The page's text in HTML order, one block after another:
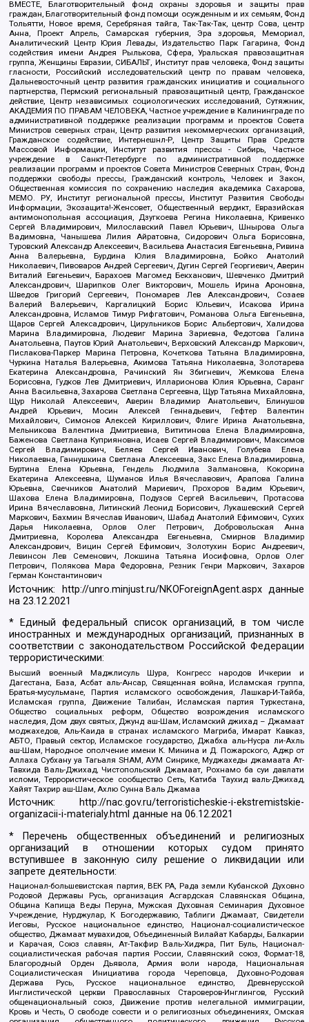
ВМЕСТЕ, Благотворительный фонд охраны здоровья и защиты прав
граждан, Благотворительный фонд помощи осужденным и их семьям, Фонд
Тольятти, Новое время, Серебряная тайга, Так-Так-Так, центр Сова, центр
Анна, Проект Апрель, Самарская губерния, Эра здоровья, Мемориал,
Аналитический Центр Юрия Левады, Издательство Парк Гагарина, Фонд
содействия имени Андрея Рылькова, Сфера, Уральская правозащитная
группа, Женщины Евразии, СИБАЛЬТ, Институт прав человека, Фонд защиты
гласности, Российский исследовательский центр по правам человека,
Дальневосточный центр развития гражданских инициатив и социального
партнерства, Пермский региональный правозащитный центр, Гражданское
действие, Центр независимых социологических исследований, Сутяжник,
АКАДЕМИЯ ПО ПРАВАМ ЧЕЛОВЕКА, Частное учреждение в Калининграде по
административной поддержке реализации программ и проектов Совета
Министров северных стран, Центр развития некоммерческих организаций,
Гражданское содействие, Интернешнл-Р, Центр Защиты Прав Средств
Массовой Информации, Институт развития прессы - Сибирь, Частное
учреждение в Санкт-Петербурге по административной поддержке
реализации программ и проектов Совета Министров Северных Стран, Фонд
поддержки свободы прессы, Гражданский контроль, Человек и Закон,
Общественная комиссия по сохранению наследия академика Сахарова,
МЕМО. РУ, Институт региональной прессы, Институт Развития Свободы
Информации, Экозащита!-Женсовет, Общественный вердикт, Евразийская
антимонопольная ассоциация, Дзугкоева Регина Николаевна, Кривенко
Сергей Владимирович, Милославский Павел Юрьевич, Шнырова Ольга
Вадимовна, Чанышева Лилия Айратовна, Сидорович Ольга Борисовна,
Туровский Александр Алексеевич, Васильева Анастасия Евгеньевна, Ривина
Анна Валерьевна, Бурдина Юлия Владимировна, Бойко Анатолий
Николаевич, Пивоваров Андрей Сергеевич, Дугин Сергей Георгиевич, Аверин
Виталий Евгеньевич, Барахоев Магомед Бекханович, Шевченко Дмитрий
Александрович, Шарипков Олег Викторович, Мошель Ирина Ароновна,
Шведов Григорий Сергеевич, Пономарев Лев Александрович, Созаев
Валерий Валерьевич, Каргалицкий Борис Юльевич, Исакова Ирина
Александровна, Исламов Тимур Рифгатович, Романова Ольга Евгеньевна,
Щаров Сергей Алексадрович, Цирульников Борис Альбертович, Халидова
Марина Владимировна, Людевиг Марина Зариевна, Федотова Галина
Анатольевна, Паутов Юрий Анатольевич, Верховский Александр Маркович,
Пислакова-Паркер Марина Петровна, Кочеткова Татьяна Владимировна,
Чуркина Наталья Валерьевна, Акимова Татьяна Николаевна, Золотарева
Екатерина Александровна, Рачинский Ян Збигневич, Жемкова Елена
Борисовна, Гудков Лев Дмитриевич, Илларионова Юлия Юрьевна, Саранг
Анна Васильевна, Захарова Светлана Сергеевна, Щур Татьяна Михайловна,
Щур Николай Алексеевич, Аверин Владимир Анатольевич, Блинушов
Андрей Юрьевич, Мосин Алексей Геннадьевич, Гефтер Валентин
Михайлович, Симонов Алексей Кириллович, Флиге Ирина Анатольевна,
Мельникова Валентина Дмитриевна, Вититинова Елена Владимировна,
Баженова Светлана Куприяновна, Исаев Сергей Владимирович, Максимов
Сергей Владимирович, Беляев Сергей Иванович, Голубева Елена
Николаевна, Ганнушкина Светлана Алексеевна, Закс Елена Владимировна,
Буртина Елена Юрьевна, Гендель Людмила Залмановна, Кокорина
Екатерина Алексеевна, Шуманов Илья Вячеславович, Арапова Галина
Юрьевна, Свечников Анатолий Мариевич, Прохоров Вадим Юрьевич,
Шахова Елена Владимировна, Подузов Сергей Васильевич, Протасова
Ирина Вячеславовна, Литинский Леонид Борисович, Лукашевский Сергей
Маркович, Бахмин Вячеслав Иванович, Шабад Анатолий Ефимович, Сухих
Дарья Николаевна, Орлов Олег Петрович, Добровольская Анна
Дмитриевна, Королева Александра Евгеньевна, Смирнов Владимир
Александрович, Вицин Сергей Ефимович, Золотухин Борис Андреевич,
Левинсон Лев Семенович, Локшина Татьяна Иосифовна, Орлов Олег
Петрович, Полякова Мара Федоровна, Резник Генри Маркович, Захаров
Герман Константинович
Источник: http://unro.minjust.ru/NKOForeignAgent.aspxданные
на23.12.2021
* Единый федеральный список организаций, в том числе
иностранных и международных организаций, признанных в
соответствии с законодательством Российской Федерации
террористическими:
Высший военный Маджлисуль Шура, Конгресс народов Ичкерии и
Дагестана, База, Асбат аль-Ансар, Священная война, Исламская группа,
Братья-мусульмане, Партия исламского освобождения, Лашкар-И-Тайба,
Исламская группа, Движение Талибан, Исламская партия Туркестана,
Общество социальных реформ, Общество возрождения исламского
наследия, Дом двух святых, Джунд аш-Шам, Исламский джихад – Джамаат
моджахедов, Аль-Каида в странах исламского Магриба, Имарат Кавказ,
АБТО, Правый сектор, Исламское государство, Джабха аль-Нусра ли-Ахль
аш-Шам, Народное ополчение имени К. Минина и Д. Пожарского, Аджр от
Аллаха Субхану уа Тагьаля SHAM, АУМ Синрике, Муджахеды джамаата Ат-
Тавхида Валь-Джихад, Чистопольский Джамаат, Рохнамо ба суи давлати
исломи, Террористическое сообщество Сеть, Катиба Таухид валь-Джихад,
Хайят Тахрир аш-Шам, Ахлю Сунна Валь Джамаа
Источник:
http://nac.gov.ru/terroristicheskie-i-ekstremistskie-
organizacii-i-materialy.html данные на06.12.2021
* Перечень общественных объединений и религиозных
организаций в отношении которых судом принято
вступившее в законную силу решение о ликвидации или
запрете деятельности:
Национал-большевистская партия, ВЕК РА, Рада земли Кубанской Духовно
Родовой Державы Русь, организация Асгардская Славянская Община,
Община Капища Веды Перуна, Мужская Духовная Семинария Духовное
Учреждение, Нурджулар, К Богодержавию, Таблиги Джамаат, Свидетели
Иеговы, Русское национальное единство, Национал-социалистическое
общество, Джамаат мувахидов, Объединенный Вилайат Кабарды, Балкарии
и Карачая, Союз славян, Ат-Такфир Валь-Хиджра, Пит Буль, Национал-
социалистическая рабочая партия России, Славянский союз, Формат-18,
Благородный Орден Дьявола, Армия воли народа, Национальная
Социалистическая Инициатива города Череповца, Духовно-Родовая
Держава Русь, Русское национальное единство, Древнерусской
Инглистической церкви Православных Староверов-Инглингов, Русский
общенациональный союз, Движение против нелегальной иммиграции,
Кровь и Честь, О свободе совести и о религиозных объединениях, Омская